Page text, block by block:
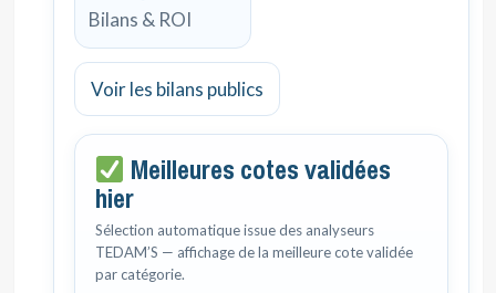
Bilans & ROI
Voir les bilans publics
Meilleures cotes validées
hier
Sélection automatique issue des analyseurs
TEDAM’S — affichage de la meilleure cote validée
par catégorie.